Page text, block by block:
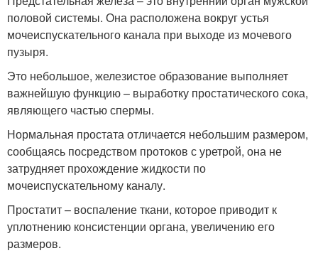
половой системы. Она расположена вокруг устья
мочеиспускательного канала при выходе из мочевого
пузыря.
Это небольшое, железистое образование выполняет
важнейшую функцию – выработку простатического сока,
являющего частью спермы.
Нормальная простата отличается небольшим размером,
сообщаясь посредством протоков с уретрой, она не
затрудняет прохождение жидкости по
мочеиспускательному каналу.
Простатит – воспаление ткани, которое приводит к
уплотнению консистенции органа, увеличению его
размеров.